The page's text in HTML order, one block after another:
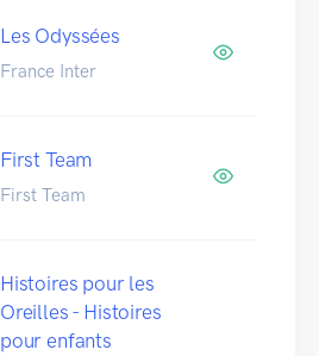
Les Odyssées
France Inter
First Team
First Team
Histoires pour les
Oreilles - Histoires
pour enfants